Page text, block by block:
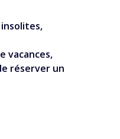
vacances,
réserver un